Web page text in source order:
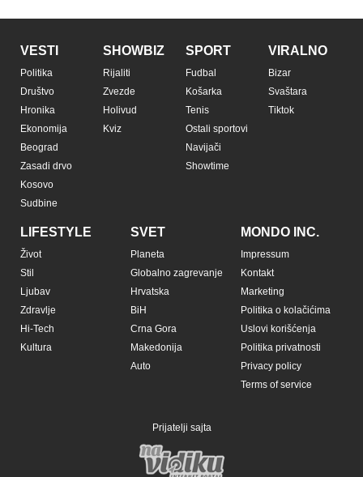
VESTI
Politika
Društvo
Hronika
Ekonomija
Beograd
Zasadi drvo
Kosovo
Sudbine
SHOWBIZ
Rijaliti
Zvezde
Holivud
Kviz
SPORT
Fudbal
Košarka
Tenis
Ostali sportovi
Navijači
Showtime
VIRALNO
Bizar
Svaštara
Tiktok
LIFESTYLE
Život
Stil
Ljubav
Zdravlje
Hi-Tech
Kultura
SVET
Planeta
Globalno zagrevanje
Hrvatska
BiH
Crna Gora
Makedonija
Auto
MONDO INC.
Impressum
Kontakt
Marketing
Politika o kolačićima
Uslovi korišćenja
Politika privatnosti
Privacy policy
Terms of service
Prijatelji sajta